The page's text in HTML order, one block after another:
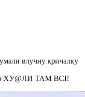
влучну кричалку
бо ХУ@ЛИ ТАМ ВСІ!